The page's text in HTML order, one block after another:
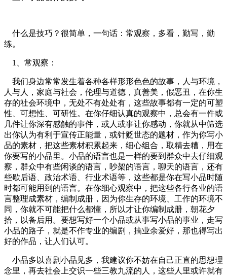
什么是技巧？很简单，一句话：常观察，多看，勤写，勤
练。
1、常观察：
我们身边常常发生着各种各样形形色色的故事，人与环境，
人与人，家庭与社会，伦理与道德，真善美，假恶丑，在你生
存的社会环境中，无处不有处处有，这些故事都有一定的可塑
性、可想性、可研性。在你仔细认真的观察中，总会有一件或
几件让你深有感触的事件，或人或事让你感动，你就从中筛选
出你认为有利于宣传正能量，或针贬世态的题材，作为你写小
品的素材，把这些素材积累起来，细心组合，取精去糟，用在
你要写的小品里。小品的语言也是一样的要到群众中去仔细观
察，群众中有些闲谈的语言，吵架的语言，聊天的语言，还有
些歇后语、政治术语、行业术语等，这些都是你在写小品时随
时都可能用到的语言。在你细心观察中，把这些各行各业的语
言整理成素材，编制成册，因为你生存的环境、工作的环境不
同，你就不可能把什么都懂，所以才让你编制成册，朝花夕
拾，以备后用。要想写好一个小品或从事写小品的事业，走写
小品的路子，就是不作专业的编剧，搞业余爱好，那也得写出
好的作品，让人们认可。
小品多以喜剧小品见多，我建议你不妨在自己正直的思想理
念里，再去社会上交识一些三教九流的人，这些人里或许就有